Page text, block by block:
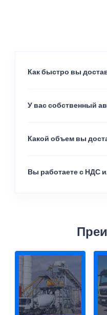
Как быстро вы
У вас собственный
Какой объем вы
Вы работаете с НДС